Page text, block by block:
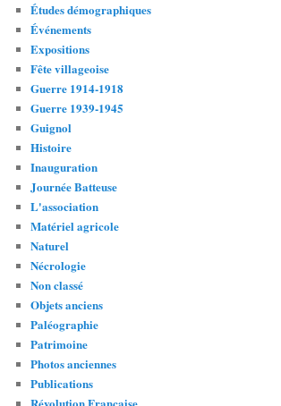
Études démographiques
Événements
Expositions
Fête villageoise
Guerre 1914-1918
Guerre 1939-1945
Guignol
Histoire
Inauguration
Journée Batteuse
L'association
Matériel agricole
Naturel
Nécrologie
Non classé
Objets anciens
Paléographie
Patrimoine
Photos anciennes
Publications